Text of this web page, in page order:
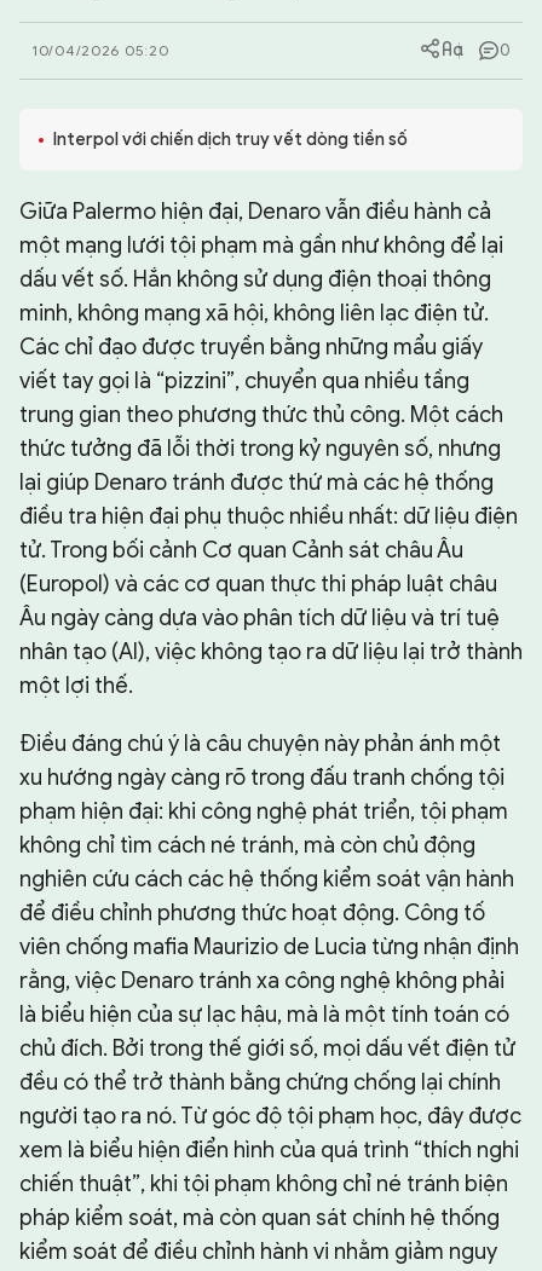
10/04/2026 05:20 0
Interpol với chiến dịch truy vết dòng tiền số
Giữa Palermo hiện đại, Denaro vẫn điều hành cả
một mạng lưới tội phạm mà gần như không để lại
dấu vết số. Hắn không sử dụng điện thoại thông
minh, không mạng xã hội, không liên lạc điện tử.
Các chỉ đạo được truyền bằng những mẩu giấy
viết tay gọi là “pizzini”, chuyển qua nhiều tầng
trung gian theo phương thức thủ công. Một cách
thức tưởng đã lỗi thời trong kỷ nguyên số, nhưng
lại giúp Denaro tránh được thứ mà các hệ thống
điều tra hiện đại phụ thuộc nhiều nhất: dữ liệu điện
tử. Trong bối cảnh Cơ quan Cảnh sát châu Âu
(Europol) và các cơ quan thực thi pháp luật châu
Âu ngày càng dựa vào phân tích dữ liệu và trí tuệ
nhân tạo (AI), việc không tạo ra dữ liệu lại trở thành
một lợi thế.
Điều đáng chú ý là câu chuyện này phản ánh một
xu hướng ngày càng rõ trong đấu tranh chống tội
phạm hiện đại: khi công nghệ phát triển, tội phạm
không chỉ tìm cách né tránh, mà còn chủ động
nghiên cứu cách các hệ thống kiểm soát vận hành
để điều chỉnh phương thức hoạt động. Công tố
viên chống mafia Maurizio de Lucia từng nhận định
rằng, việc Denaro tránh xa công nghệ không phải
là biểu hiện của sự lạc hậu, mà là một tính toán có
chủ đích. Bởi trong thế giới số, mọi dấu vết điện tử
đều có thể trở thành bằng chứng chống lại chính
người tạo ra nó. Từ góc độ tội phạm học, đây được
xem là biểu hiện điển hình của quá trình “thích nghi
chiến thuật”, khi tội phạm không chỉ né tránh biện
pháp kiểm soát, mà còn quan sát chính hệ thống
kiểm soát để điều chỉnh hành vi nhằm giảm nguy